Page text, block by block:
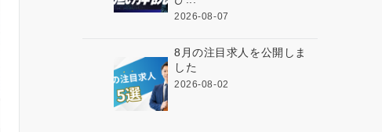
2026-08-07
8月の注目求人を公開しま
した
2026-08-02